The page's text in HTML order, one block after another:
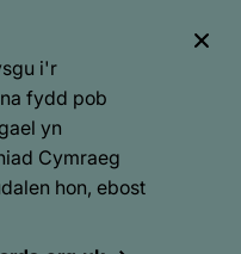
i'r
fydd pob
yn
Cymraeg
hon, ebost